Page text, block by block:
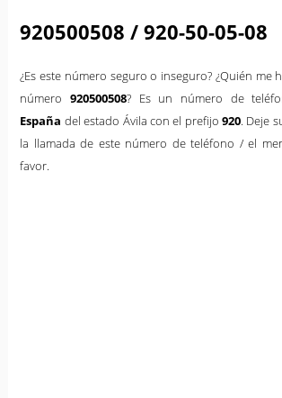
920500508 / 920-50-05-08
¿Es este número seguro o inseguro? ¿Quién me
número920500508? Es un número de
España del estado Ávila con el prefijo920. Deje
la llamada de este número de teléfono / el
favor.